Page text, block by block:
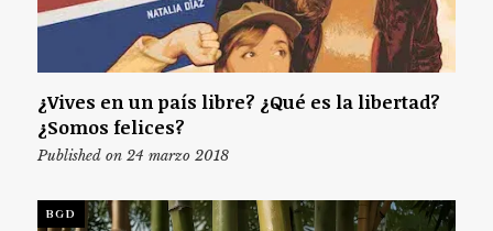
¿Vives en un país libre? ¿Qué es la libertad?
¿Somos felices?
Published on 24 marzo 2018
BGD